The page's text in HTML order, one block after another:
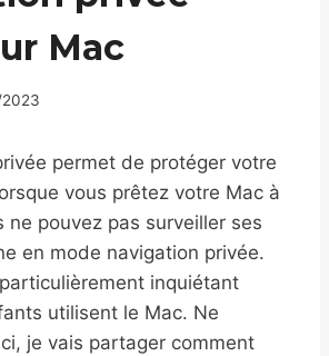
Mac
2023
permet de protéger votre
vous prêtez votre Mac à
ne pouvez pas surveiller ses
en mode navigation privée.
inquiétant
utilisent le Mac. Ne
je vais partager comment